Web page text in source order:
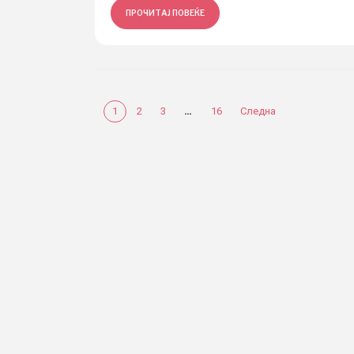
ПРОЧИТАЈ ПОВЕЌЕ
1 2 3 … 16 Следна